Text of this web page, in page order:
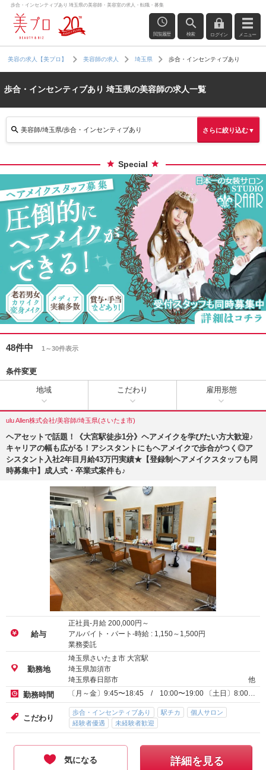
歩合・インセンティブあり 埼玉県の美容師・美容室の求人・転職・募集
閲覧履歴 検索 ログイン メニュー
美容の求人【美プロ】 美容師の求人 埼玉県 歩合・インセンティブあり
歩合・インセンティブあり 埼玉県の美容師の求人一覧
美容師/埼玉県/歩合・インセンティブあり さらに絞り込む▼
Special
48件中 1～30件表示
条件変更
地域 こだわり 雇用形態
ulu Allen株式会社/美容師/埼玉県(さいたま市)
ヘアセットで話題！《大宮駅徒歩1分》ヘアメイクを学びたい方大歓迎♪
キャリアの幅も広がる！アシスタントにもヘアメイクで歩合がつく◎ア
シスタント入社2年目月給43万円実績★【登録制ヘアメイクスタッフも同
時募集中】成人式・卒業式案件も♪
給与
正社員-月給 200,000円～
アルバイト・パート-時給 : 1,150～ 1,500円
業務委託
勤務地
埼玉県さいたま市 大宮駅
埼玉県加須市
埼玉県春日部市
他
勤務時間 〔月～金〕9:45〜18:45 / 10:00〜19:00 〔土日〕8:00…
こだわり
歩合・インセンティブあり 駅チカ
個人サロン
経験者優遇
未経験者歓迎
気になる 詳細を見る